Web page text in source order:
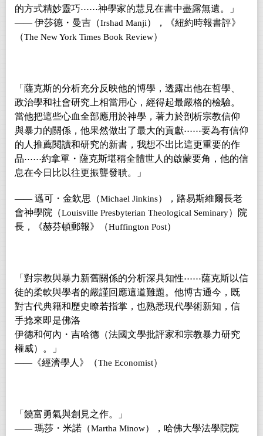
的方式精妙靈巧⋯⋯神學家的慧見在書中盡露無遺。」
—— 伊莎德・曼吉（Irshad Manji），《紐約時報書評》
（The New York Times Book Review）
「薩克斯的分析充分反映他的博學，透露出他在哲學、
政治學和社會研究上相當用心，經得起最嚴格的檢驗。
當他把這些心血全部應用於神學，著力於剖析宗教信仰
與暴力的關係，他果然做出了最大的貢獻⋯⋯要為有信仰
的人推薦閱讀和研究的新書，我想不出比這更重要的作
品⋯⋯約拿單・薩克斯堪稱全體世人的啟蒙要角，他的信
息在今日比以往更振聾發聵。」
—— 邁可・金欽思（Michael Jinkins），路易斯維爾長老
會神學院（Louisville Presbyterian Theological Seminary）院
長，《赫芬頓郵報》（Huffington Post）
「對宗教與暴力新舊關係的分析深具知性⋯⋯薩克斯以信
徒的柔軟與學者的嚴謹回應這道難題。他博古通今，既
對古代典籍和歷史瞭若指掌，也熟悉現代學術新知，信
手捻來即是佛洛
伊德和何內・吉哈德（法國文學批評家和宗教暴力研究
權威）。」
—— 《經濟學人》（The Economist）
「饒富勇氣與創見之作。」
—— 瑪莎・米諾（Martha Minow），哈佛大學法學院院